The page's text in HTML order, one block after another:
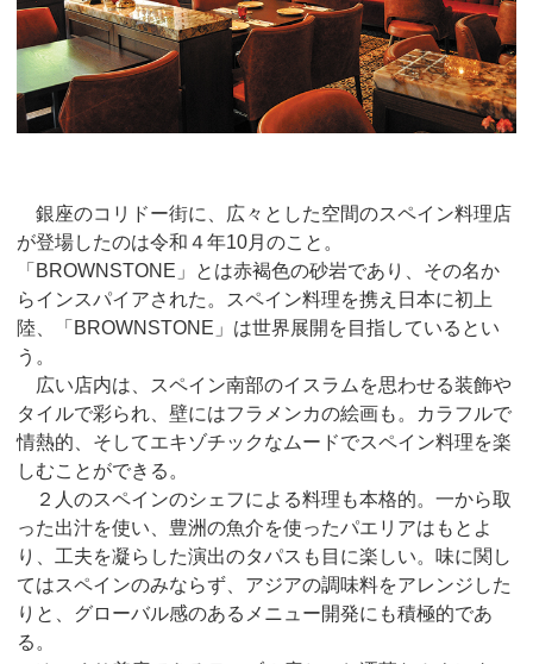
銀座のコリドー街に、広々とした空間のスペイン料理店
が登場したのは令和４年10月のこと。
「BROWNSTONE」とは赤褐色の砂岩であり、その名か
らインスパイアされた。スペイン料理を携え日本に初上
陸、「BROWNSTONE」は世界展開を目指しているとい
う。
広い店内は、スペイン南部のイスラムを思わせる装飾や
タイルで彩られ、壁にはフラメンカの絵画も。カラフルで
情熱的、そしてエキゾチックなムードでスペイン料理を楽
しむことができる。
２人のスペインのシェフによる料理も本格的。一から取
った出汁を使い、豊洲の魚介を使ったパエリアはもとよ
り、工夫を凝らした演出のタパスも目に楽しい。味に関し
てはスペインのみならず、アジアの調味料をアレンジした
りと、グローバル感のあるメニュー開発にも積極的であ
る。